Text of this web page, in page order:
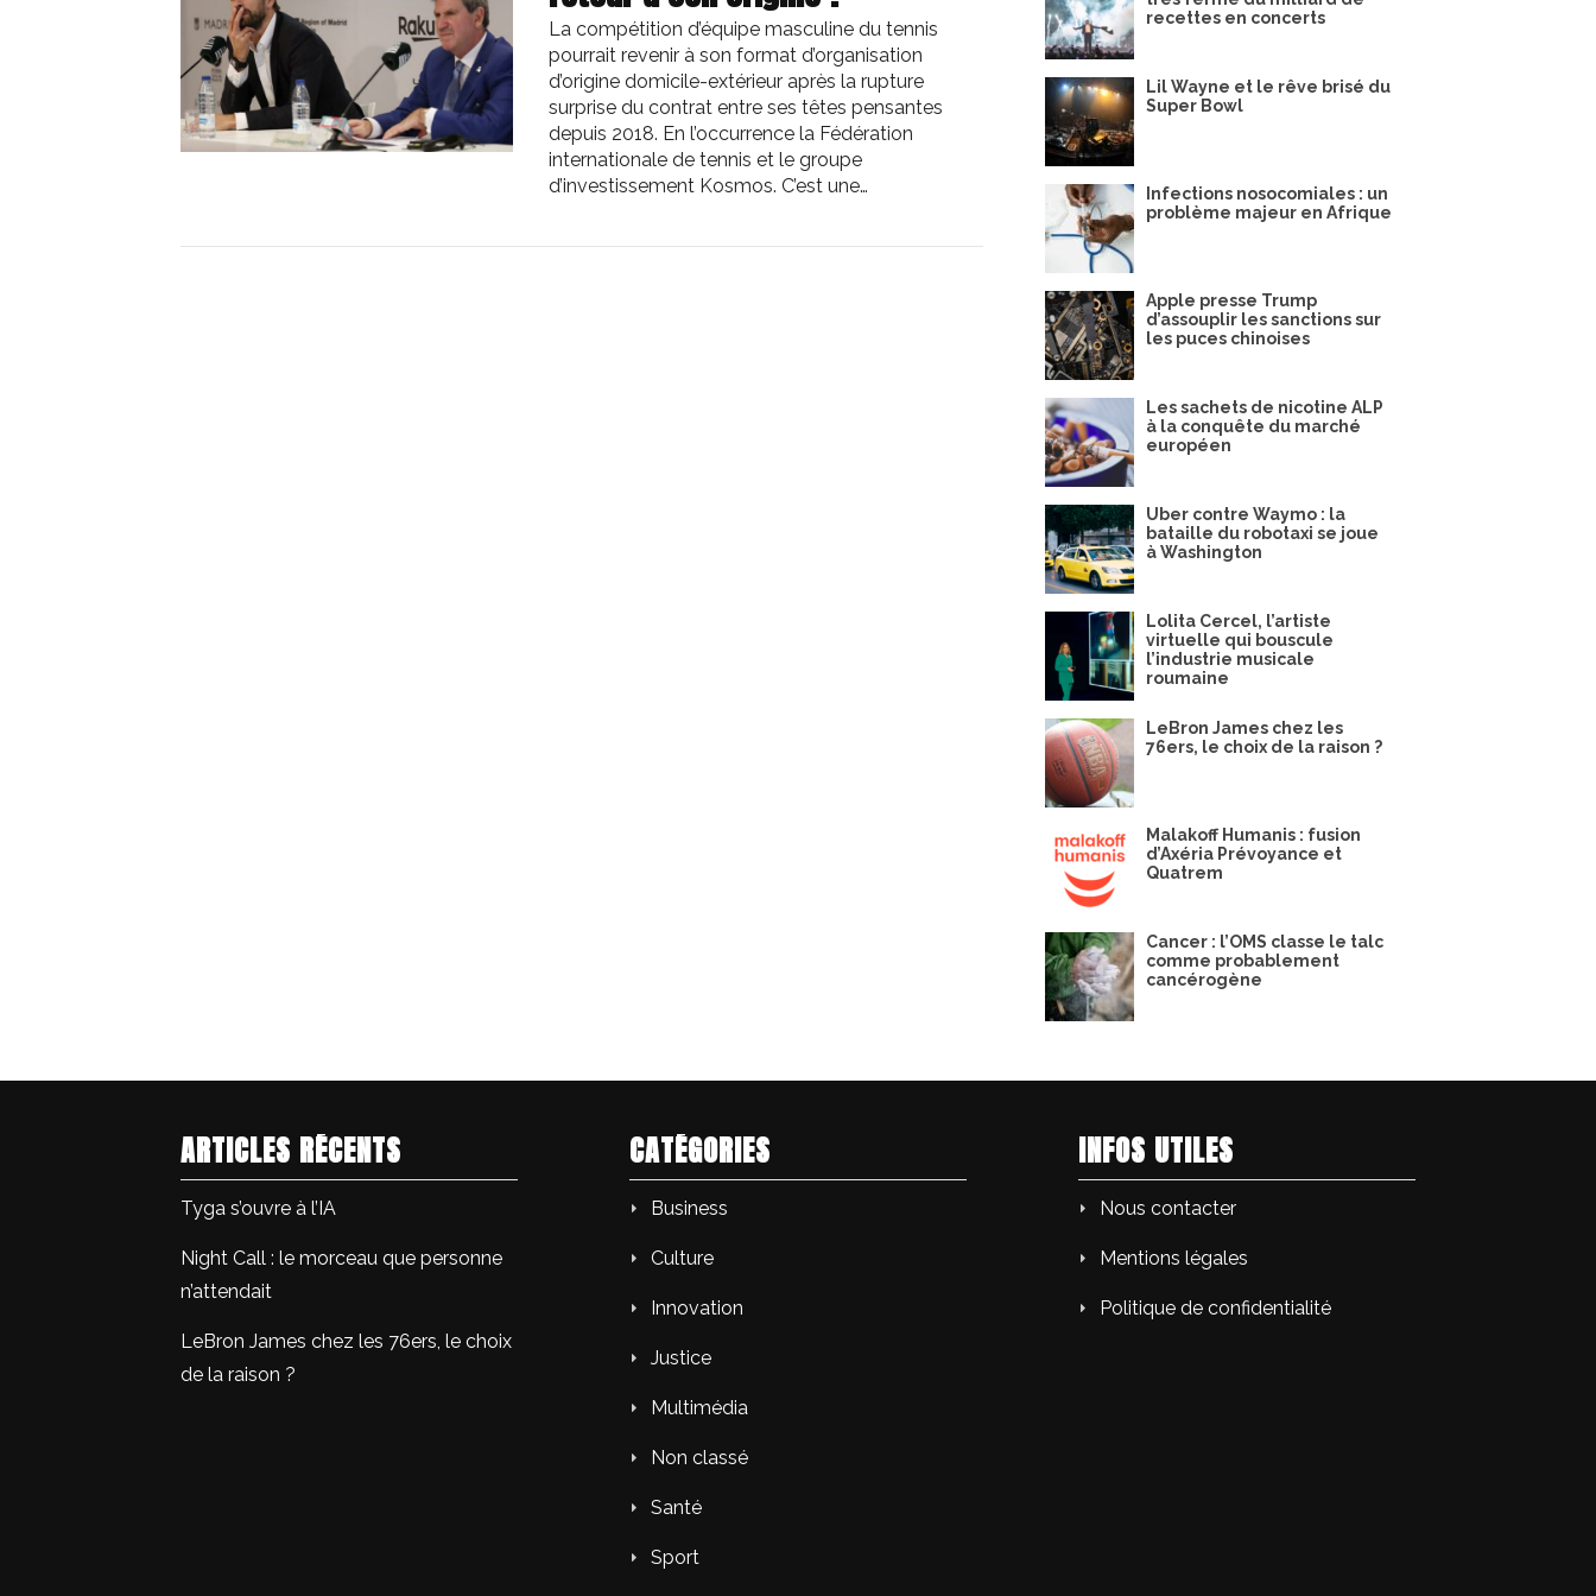
La compétition d’équipe masculine du tennis
pourrait revenir à son format d’organisation
d’origine domicile-extérieur après la rupture
surprise du contrat entre ses têtes pensantes
depuis 2018. En l’occurrence la Fédération
internationale de tennis et le groupe
d’investissement Kosmos. C’est une…
recettes en concerts
Lil Wayne et le rêve brisé du
Super Bowl
Infections nosocomiales : un
problème majeur en Afrique
Apple presse Trump
d’assouplir les sanctions sur
les puces chinoises
Les sachets de nicotine ALP
à la conquête du marché
européen
Uber contre Waymo : la
bataille du robotaxi se joue
à Washington
Lolita Cercel, l’artiste
virtuelle qui bouscule
l’industrie musicale
roumaine
LeBron James chez les
76ers, le choix de la raison ?
Malakoff Humanis : fusion
d’Axéria Prévoyance et
Quatrem
Cancer : l’OMS classe le talc
comme probablement
cancérogène
ARTICLES RÉCENTS
Tyga s’ouvre à l’IA
Night Call : le morceau que personne
n’attendait
LeBron James chez les 76ers, le choix
de la raison ?
CATÉGORIES
Business
Culture
Innovation
Justice
Multimédia
Non classé
Santé
Sport
INFOS UTILES
Nous contacter
Mentions légales
Politique de confidentialité